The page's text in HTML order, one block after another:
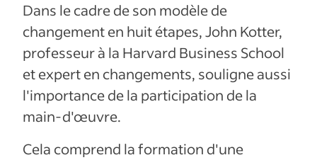
Dans le cadre de son modèle de
changement en huit étapes, John Kotter,
professeur à la Harvard Business School
et expert en changements, souligne aussi
l'importance de la participation de la
main-d'œuvre.
Cela comprend la formation d'une